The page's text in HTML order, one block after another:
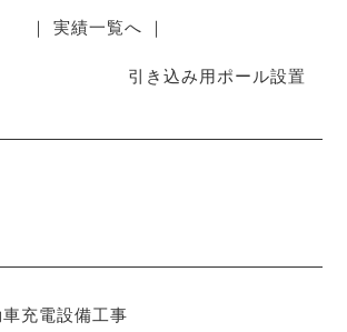
｜ 実績一覧へ ｜
引き込み用ポール設置
充電設備工事